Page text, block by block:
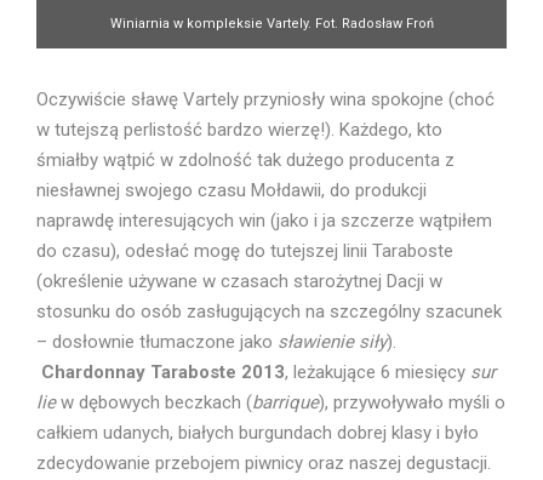
Winiarnia w kompleksie Vartely. Fot. Radosław Froń
Oczywiście sławę Vartely przyniosły wina spokojne (choć
w tutejszą perlistość bardzo wierzę!). Każdego, kto
śmiałby wątpić w zdolność tak dużego producenta z
niesławnej swojego czasu Mołdawii, do produkcji
naprawdę interesujących win (jako i ja szczerze wątpiłem
do czasu), odesłać mogę do tutejszej linii Taraboste
(określenie używane w czasach starożytnej Dacji w
stosunku do osób zasługujących na szczególny szacunek
– dosłownie tłumaczone jako sławienie siły).
Chardonnay Taraboste 2013, leżakujące 6 miesięcy sur
liew dębowych beczkach (barrique), przywoływało myśli o
całkiem udanych, białych burgundach dobrej klasy i było
zdecydowanie przebojem piwnicy oraz naszej degustacji.